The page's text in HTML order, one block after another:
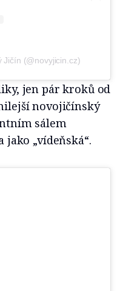
Jičín (@novyjicin.cz)
jen pár kroků od
novojičínský
sálem
„vídeňská“.